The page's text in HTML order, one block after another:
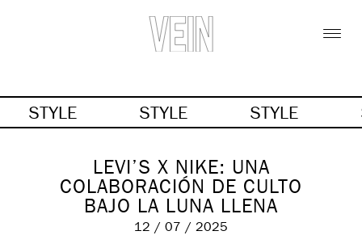
STYLE STYLE STYLE
LEVI’S X NIKE: UNA
COLABORACIÓN DE CULTO
BAJO LA LUNA LLENA
12 / 07 / 2025